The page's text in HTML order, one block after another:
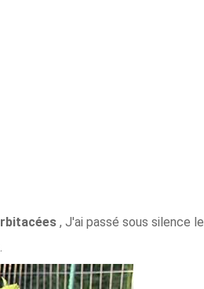
, J'ai passé sous silence le